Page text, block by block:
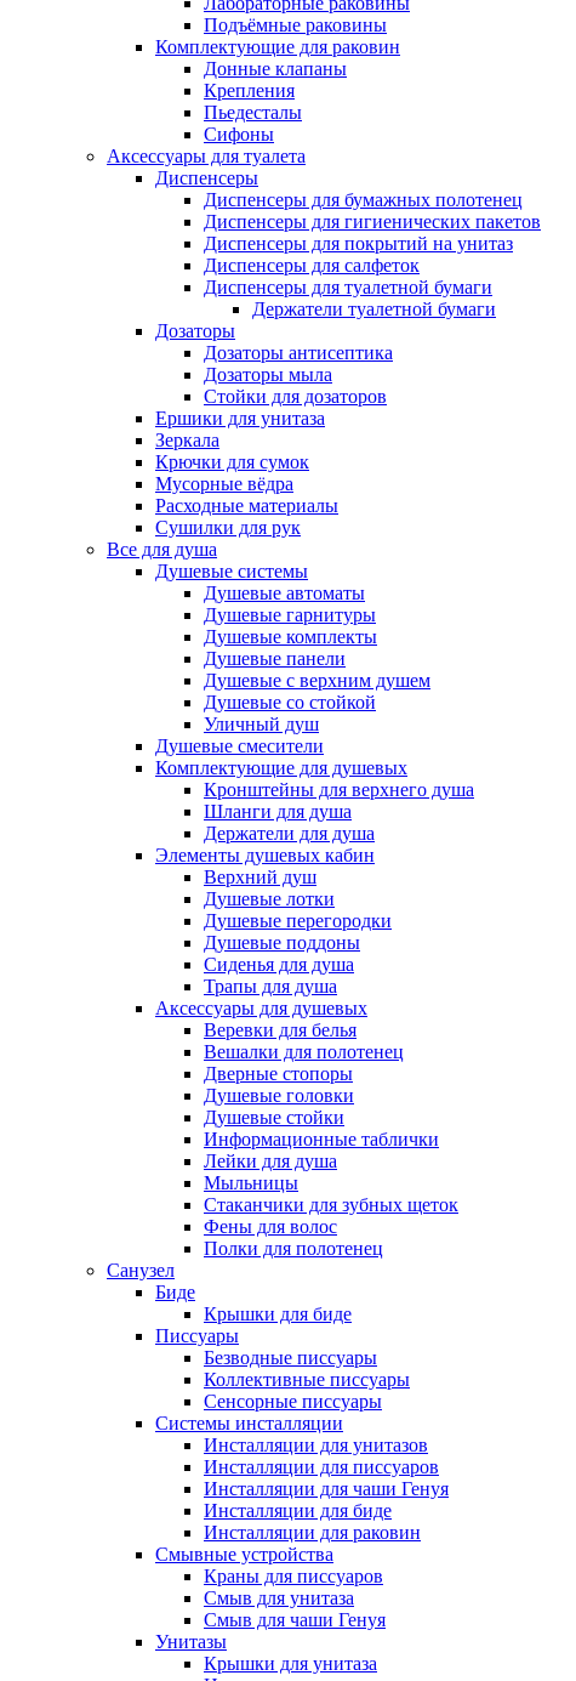
Подъёмные раковины
Комплектующие для раковин
Донные клапаны
Крепления
Пьедесталы
Сифоны
Аксессуары для туалета
Диспенсеры
Диспенсеры для бумажных полотенец
Диспенсеры для гигиенических пакетов
Диспенсеры для покрытий на унитаз
Диспенсеры для салфеток
Диспенсеры для туалетной бумаги
Держатели туалетной бумаги
Дозаторы
Дозаторы антисептика
Дозаторы мыла
Стойки для дозаторов
Ершики для унитаза
Зеркала
Крючки для сумок
Мусорные вёдра
Расходные материалы
Сушилки для рук
Все для душа
Душевые системы
Душевые автоматы
Душевые гарнитуры
Душевые комплекты
Душевые панели
Душевые с верхним душем
Душевые со стойкой
Уличный душ
Душевые смесители
Комплектующие для душевых
Кронштейны для верхнего душа
Шланги для душа
Держатели для душа
Элементы душевых кабин
Верхний душ
Душевые лотки
Душевые перегородки
Душевые поддоны
Сиденья для душа
Трапы для душа
Аксессуары для душевых
Веревки для белья
Вешалки для полотенец
Дверные стопоры
Душевые головки
Душевые стойки
Информационные таблички
Лейки для душа
Мыльницы
Стаканчики для зубных щеток
Фены для волос
Полки для полотенец
Санузел
Биде
Крышки для биде
Писсуары
Безводные писсуары
Коллективные писсуары
Сенсорные писсуары
Системы инсталляции
Инсталляции для унитазов
Инсталляции для писсуаров
Инсталляции для чаши Генуя
Инсталляции для биде
Инсталляции для раковин
Смывные устройства
Краны для писсуаров
Смыв для унитаза
Смыв для чаши Генуя
Унитазы
Крышки для унитаза